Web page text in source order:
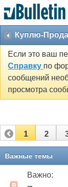
Куплю-
Если это ваш
Справку по
сообщений
просмотра
1 2
11 12
21 22
Важные темы
Важно: